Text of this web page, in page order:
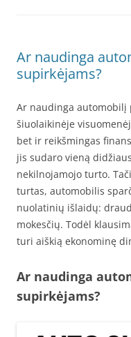
Ar naudinga
supirkėjams?
Ar naudinga automobilį
šiuolaikinėje
bet ir reikšmingas
jis sudaro vieną
nekilnojamojo turto.
turtas, automobilis
nuolatinių išlaidų:
mokesčių. Todėl
turi aiškią ekonominę
Ar naudinga
supirkėjams?